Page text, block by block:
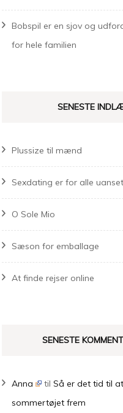
Bobspil er en sjov og
for hele familien
SENESTE
Plussize til mænd
Sexdating er for alle
O Sole Mio
Sæson for emballage
At finde rejser online
SENESTE
Anna tilSå er det tid til
sommertøjet frem